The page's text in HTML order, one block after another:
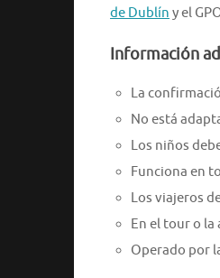
de Dublín y el
Información
La
No está
Los niños
Funciona en
Los viajeros
En el tour o
Operado por